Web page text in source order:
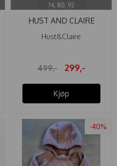
74, 80, 92
HUST AND CLAIRE
HELDRESS ...
Hust&Claire
499,- 299,-
Kjøp
-40%